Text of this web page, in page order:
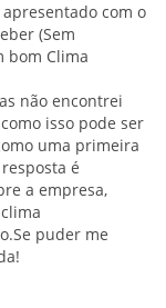
com o
(Sem
bom Clima
não encontrei
isso pode ser
uma primeira
é
a empresa,
puder me